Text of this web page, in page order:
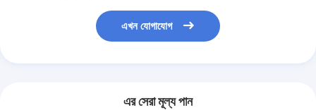
এখন যোগাযোগ
এর সেরা মূল্য পান